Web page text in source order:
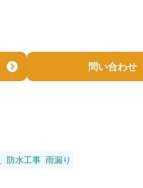
問い合わせ
防水工事 雨漏り